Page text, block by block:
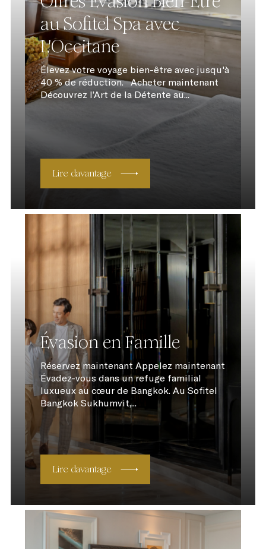
au Sofitel Spa avec
L'Occitane
Élevez votre voyage bien-être avec jusqu'à
40 % de réduction. Acheter maintenant
Découvrez l’Art de la Détente au...
Lire davantage
Évasion en Famille
Réservez maintenant Appelez maintenant
Évadez-vous dans un refuge familial
luxueux au cœur de Bangkok. Au Sofitel
Bangkok Sukhumvit,...
Lire davantage